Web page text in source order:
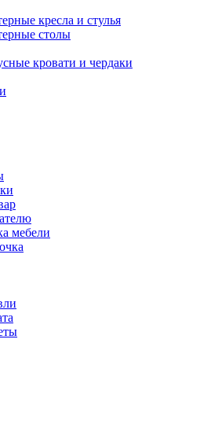
кресла и стулья
столы
кровати и чердаки
мебели